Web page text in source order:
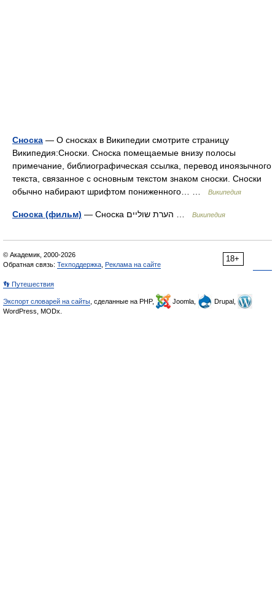
Сноска — О сносках в Википедии смотрите страницу
Википедия:Сноски. Сноска помещаемые внизу полосы
примечание, библиографическая ссылка, перевод иноязычного
текста, связанное с основным текстом знаком сноски. Сноски
обычно набирают шрифтом пониженного… …
Википедия
Сноска (фильм) Википедия
18+
© Академик, 2000-2026
Обратная связь: Техподдержка Реклама на сайте
👣 Путешествия
Экспорт словарей на сайты , сделанные на PHP, Joomla,
Drupal,
WordPress, MODx.